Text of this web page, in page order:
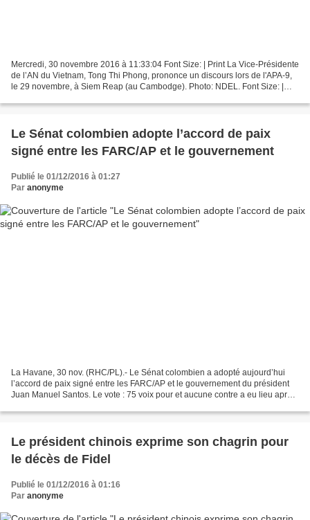
Mercredi, 30 novembre 2016 à 11:33:04 Font Size: | Print La Vice-Présidente
de l’AN du Vietnam, Tong Thi Phong, prononce un discours lors de l'APA-9,
le 29 novembre, à Siem Reap (au Cambodge). Photo: NDEL. Font Size: |
Le Sénat colombien adopte l’accord de paix
signé entre les FARC/AP et le gouvernement
Publié le 01/12/2016 à 01:27
Par anonyme
La Havane, 30 nov. (RHC/PL).- Le Sénat colombien a adopté aujourd’hui
l’accord de paix signé entre les FARC/AP et le gouvernement du président
Juan Manuel Santos. Le vote : 75 voix pour et aucune contre a eu lieu après
Le président chinois exprime son chagrin pour
le décès de Fidel
Publié le 01/12/2016 à 01:16
Par anonyme